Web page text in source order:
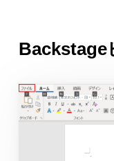
Backstage